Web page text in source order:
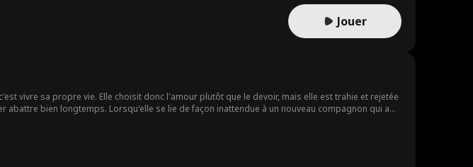
Jouer
vivre sa propre vie. Elle choisit donc l'amour plutôt que le devoir, mais elle est trahie et rejetée
abattre bien longtemps. Lorsqu'elle se lie de façon inattendue à un nouveau compagnon qui a